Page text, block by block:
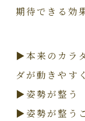
期待できる効
▶本来のカラ
ダが動きやす
▶姿勢が整う
▶姿勢が整う